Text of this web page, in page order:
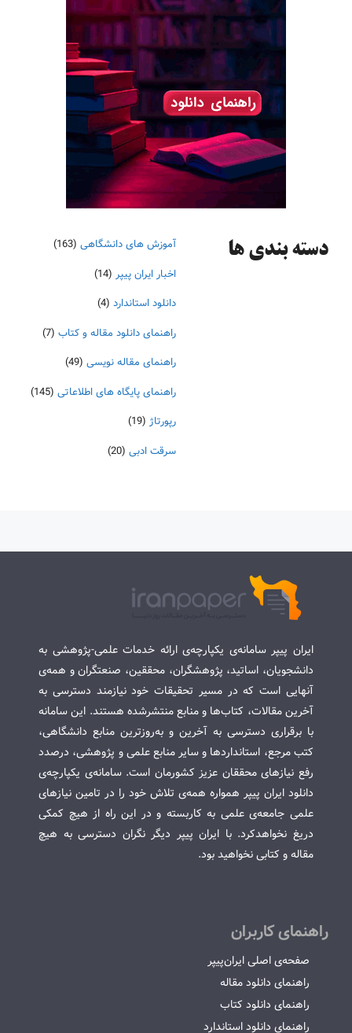
دسته‌ بندی ها آموزش های دانشگاهی (163)
اخبار ایران پیپر (14)
دانلود استاندارد (4)
راهنمای دانلود مقاله و کتاب (7)
راهنمای مقاله نویسی (49)
راهنمای پایگاه های اطلاعاتی (145)
رپورتاژ (19)
سرقت ادبی (20)
ایران پیپر سامانه‌ی یکپارچه‌ی ارائه خدمات علمی-پژوهشی به
دانشجویان، اساتید، پژوهشگران، محققین، صنعتگران و همه‌ی
آنهایی است که در مسیر تحقیقات خود نیازمند دسترسی به
آخرین مقالات، کتاب‌ها و منابع منتشرشده هستند. این سامانه
با برقراری دسترسی به آخرین و به‌روزترین منابع دانشگاهی،
کتب مرجع، استانداردها و سایر منابع علمی و پژوهشی، درصدد
رفع نیازهای محققان عزیز کشورمان است. سامانه‌ی یکپارچه‌ی
دانلود ایران پیپر همواره همه‌ی تلاش خود را در تامین نیازهای
علمی جامعه‌ی علمی به کاربسته و در این راه از هیچ کمکی
دریغ نخواهدکرد. با ایران پیپر دیگر نگران دسترسی به هیچ
مقاله و کتابی نخواهید بود.
راهنمای کاربران
صفحه‌ی اصلی ایران‌پیپر
راهنمای دانلود مقاله
راهنمای دانلود کتاب
راهنمای دانلود استاندارد